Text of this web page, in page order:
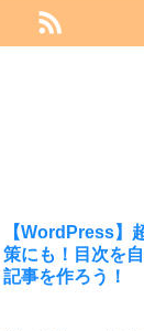
【WordPress】
策にも！目次を
記事を作ろう！